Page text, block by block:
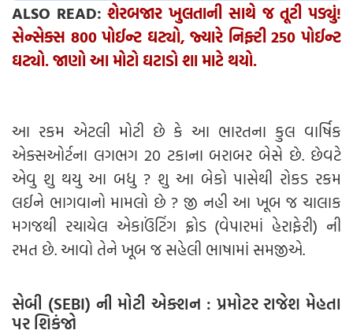
ALSO READ:શેરબજાર ખુલતાની સાથે જ તૂટી પડ્યું!
સેન્સેક્સ 800 પોઈન્ટ ઘટ્યો, જ્યારે નિફ્ટી 250 પોઈન્ટ
ઘટ્યો. જાણો આ મોટો ઘટાડો શા માટે થયો.
આ રકમ એટલી મોટી છે કે આ ભારતના કુલ વાર્ષિક
એક્સઓર્ટના લગભગ 20 ટકાના બરાબર બેસે છે. છેવટે
એવુ શુ થયુ આ બધુ ? શુ આ બેકો પાસેથી રોકડ રકમ
લઈને ભાગવાનો મામલો છે ? જી નહી આ ખૂબ જ ચાલાક
મગજથી રચાયેલ એકાઉંટિંગ ફ્રોડ (વેપારમાં હેરાફેરી) ની
રમત છે. આવો તેને ખૂબ જ સહેલી ભાષામાં સમજીએ.
સેબી (SEBI) ની મોટી એક્શન : પ્રમોટર રાજેશ મેહતા
પર શિકંજો